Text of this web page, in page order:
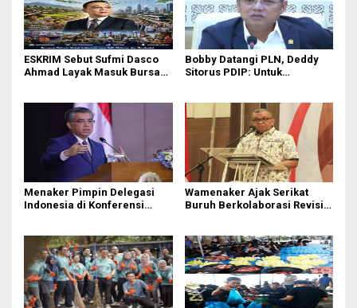
ESKRIM Sebut Sufmi Dasco
Ahmad Layak Masuk Bursa
Bobby Datangi PLN, Deddy
Sitorus PDIP: Untuk
Menaker Pimpin Delegasi
Indonesia di Konferensi
Wamenaker Ajak Serikat
Buruh Berkolaborasi Revisi